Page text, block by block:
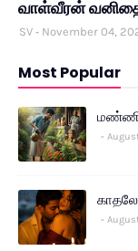
வாள்வீரன் வனிதை
SV November 04,
Most Popular